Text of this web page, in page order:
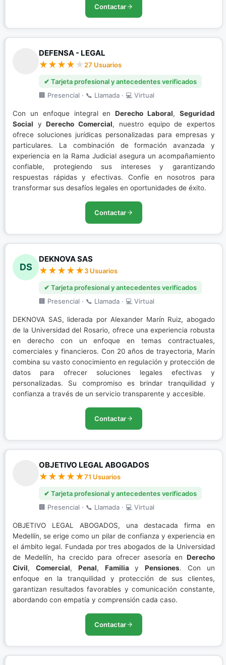
Contactar
DEFENSA - LEGAL
27 Usuarios
✔ Tarjeta profesional y antecedentes verificados
🏢 Presencial · 📞 Llamada · 💻 Virtual
Con un enfoque integral enDerecho Laboral,Seguridad
Social yDerecho Comercial, nuestro equipo de expertos
ofrece soluciones jurídicas personalizadas para empresas y
particulares. La combinación de formación avanzada y
experiencia en la Rama Judicial asegura un acompañamiento
confiable, protegiendo sus intereses y garantizando
respuestas rápidas y efectivas. Confíe en nosotros para
transformar sus desafíos legales en oportunidades de éxito.
Contactar
DS
DEKNOVA SAS
3 Usuarios
✔ Tarjeta profesional y antecedentes verificados
🏢 Presencial · 📞 Llamada · 💻 Virtual
DEKNOVA SAS, liderada por Alexander Marín Ruiz, abogado
de la Universidad del Rosario, ofrece una experiencia robusta
en derecho con un enfoque en temas contractuales,
comerciales y financieros. Con 20 años de trayectoria, Marín
combina su vasto conocimiento en regulación y protección de
datos para ofrecer soluciones legales efectivas y
personalizadas. Su compromiso es brindar tranquilidad y
confianza a través de un servicio transparente y accesible.
Contactar
OBJETIVO LEGAL ABOGADOS
71 Usuarios
✔ Tarjeta profesional y antecedentes verificados
🏢 Presencial · 📞 Llamada · 💻 Virtual
OBJETIVO LEGAL ABOGADOS, una destacada firma en
Medellín, se erige como un pilar de confianza y experiencia en
el ámbito legal. Fundada por tres abogados de la Universidad
de Medellín, ha crecido para ofrecer asesoría en Derecho
Civil, Comercial, Penal, Familia yPensiones. Con un
enfoque en la tranquilidad y protección de sus clientes,
garantizan resultados favorables y comunicación constante,
abordando con empatía y comprensión cada caso.
Contactar